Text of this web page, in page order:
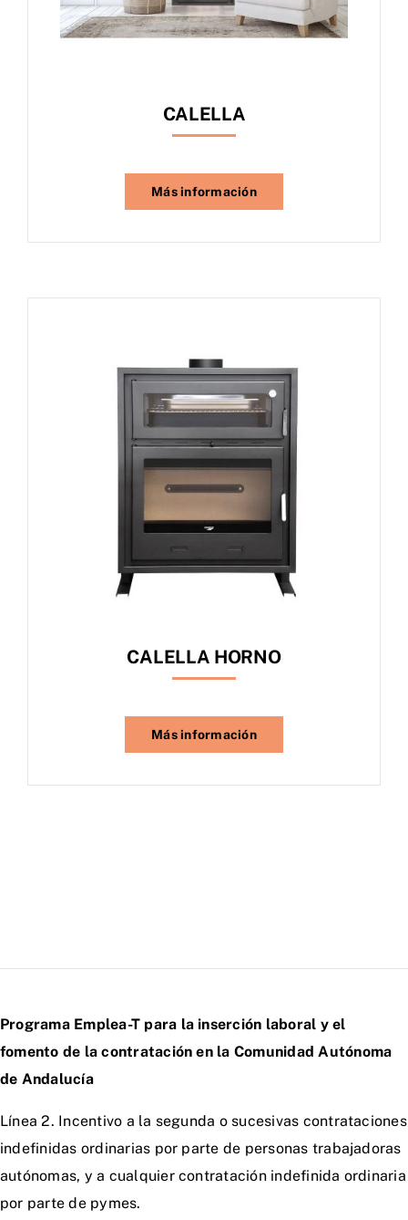
Catálogo
CALELLA
Más información
CALELLA HORNO
Más información
Programa Emplea-T para la inserción laboral y el
fomento de la contratación en la Comunidad Autónoma
de Andalucía
Línea 2. Incentivo a la segunda o sucesivas contrataciones
indefinidas ordinarias por parte de personas trabajadoras
autónomas, y a cualquier contratación indefinida ordinaria
por parte de pymes.